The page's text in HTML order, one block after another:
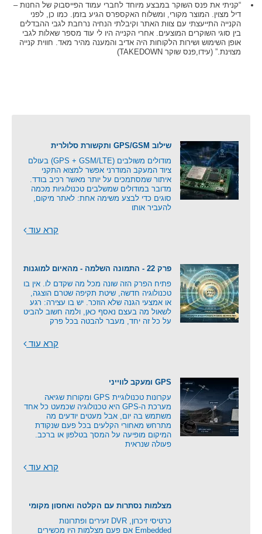
“קניתי את פנס השוקר במבצע מיוחד לחברי עמוד הפייסבוק של החנות –
דיל מצוין. המוצר מקורי, ומשלוח האקספרס הגיע בזמן. כמו כן, לפני
הקנייה התייעצתי עם צוות האתר וקיבלתי הנחיה נרחבת לגבי ההבדלים
בין סוגי השוקרים המוצעים. אחרי הקנייה היו לי עוד מספר שאלות לגבי
אופן השימוש ושירות הלקוחות היה אדיב והמענה מהיר מאד. חווית קנייה
מצוינת.” (עידו,פנס שוקר TAKEDOWN)
שילוב GPS/GSM ותקשורת סלולרית
מודולים משולבים (GPS + GSM/LTE) בעולם
ציוד המעקב המודרני אפשר למצוא התקני
איתור שמסתמכים על יותר מאשר רכיב בודד.
מדובר במודולים שמשלבים טכנולוגיות מכמה
סוגים כדי לבצע משימה אחת: לאתר מיקום,
להעביר אותו
קרא עוד
פרק 22 - התמונה השלמה - מהאיום למוגנות
פתיח הפרק הזה שונה מכל מה שקדם לו. אין בו
טכנולוגיה חדשה, שיטת תקיפה שטרם הוצגה,
או אמצעי הגנה שלא הוזכר. יש בו עצירה: רגע
לשאול מה בעצם נאסף כאן, ולמה חשוב להביט
על כל זה יחד, מעבר להבטה בכל פרק
קרא עוד
GPS ומעקב לווייני
עקרונות טכנולוגיית GPS ומקורות שגיאה
מערכת ה-GPS היא טכנולוגיה שכמעט כל אחד
משתמש בה יום, אבל מעטים יודעים מה
מתרחש מאחורי הקלעים בכל פעם שנקודת
המיקום מופיעה על המסך בטלפון או ברכב.
פעולה שנראית
קרא עוד
מצלמות נסתרות עם הקלטה ואחסון מקומי
כרטיסי זיכרון, DVR זעירים ופתרונות
Embedded אם פעם מצלמות היו מכשירים